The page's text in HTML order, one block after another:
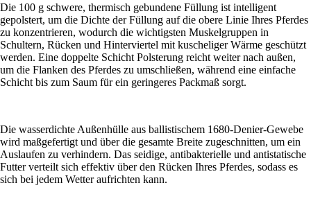
Die 100 g schwere, thermisch gebundene Füllung ist intelligent
gepolstert, um die Dichte der Füllung auf die obere Linie Ihres Pferdes
zu konzentrieren, wodurch die wichtigsten Muskelgruppen in
Schultern, Rücken und Hinterviertel mit kuscheliger Wärme geschützt
werden. Eine doppelte Schicht Polsterung reicht weiter nach außen,
um die Flanken des Pferdes zu umschließen, während eine einfache
Schicht bis zum Saum für ein geringeres Packmaß sorgt.
Die wasserdichte Außenhülle aus ballistischem 1680-Denier-Gewebe
wird maßgefertigt und über die gesamte Breite zugeschnitten, um ein
Auslaufen zu verhindern. Das seidige, antibakterielle und antistatische
Futter verteilt sich effektiv über den Rücken Ihres Pferdes, sodass es
sich bei jedem Wetter aufrichten kann.